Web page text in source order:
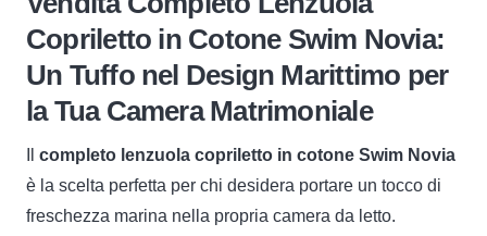
Swim
quantità
Copriletto in Cotone Swim Novia:
Un Tuffo nel Design Marittimo per
la Tua Camera Matrimoniale
completo lenzuola copriletto in cotone Swim Novia
è la scelta perfetta per chi desidera portare un tocco di
freschezza marina nella propria camera da letto.